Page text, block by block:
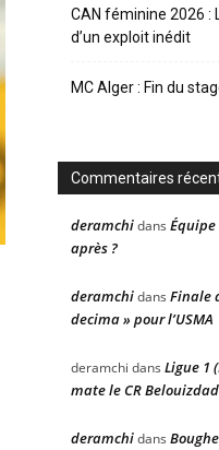
CAN féminine 2026 :
d’un exploit inédit
MC Alger : Fin du
Commentaires
deramchidans
après ?
deramchidans Finale
decima » pour l’USMA
deramchi dans Ligue 1
mate le CR
deramchidans